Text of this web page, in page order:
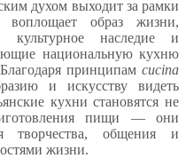
духом выходит за рамки
воплощает образ жизни,
культурное наследие и
национальную кухню
принципам cucina
и искусству видеть
кухни становятся не
пищи — они
творчества, общения и
жизни.